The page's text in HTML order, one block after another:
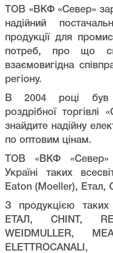
ТОВ «ВКФ «Север»
надійний
продукції для
потреб, про що
взаємовигідна
регіону.
В 2004 році був
роздрібної
знайдите надійну
по оптовим цінам.
ТОВ «ВКФ «Север»
Україні таких
Eaton (Moeller), Етал,
З продукцією
ЕТАЛ, CHINT,
WEIDMULLER,